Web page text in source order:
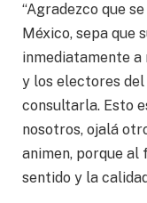
“Agradezco que
México, sepa que
inmediatamente a
y los electores del
consultarla. Esto
nosotros, ojalá
animen, porque al
sentido y la